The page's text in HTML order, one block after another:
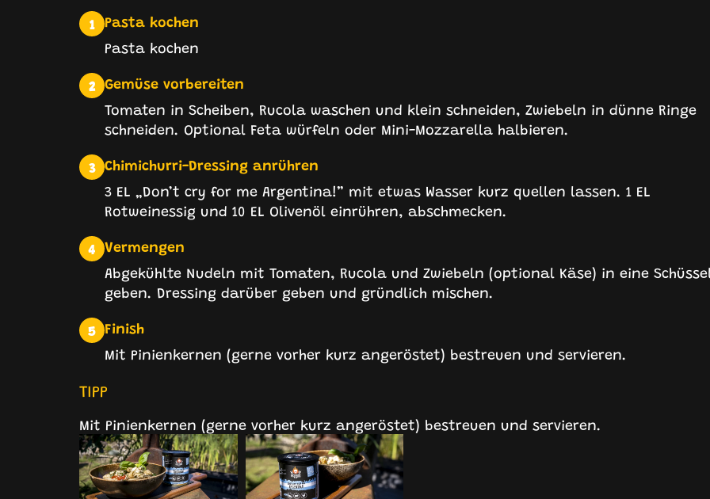
1 Pasta kochen
Pasta kochen
2 Gemüse vorbereiten
Tomaten in Scheiben, Rucola waschen und klein schneiden, Zwiebeln in dünne Ringe
schneiden. Optional Feta würfeln oder Mini-Mozzarella halbieren.
3 Chimichurri-Dressing anrühren
3 EL „Don’t cry for me Argentina!” mit etwas Wasser kurz quellen lassen. 1 EL
Rotweinessig und 10 EL Olivenöl einrühren, abschmecken.
4 Vermengen
Abgekühlte Nudeln mit Tomaten, Rucola und Zwiebeln (optional Käse) in eine
geben. Dressing darüber geben und gründlich mischen.
5 Finish
Mit Pinienkernen (gerne vorher kurz angeröstet) bestreuen und servieren.
TIPP
Mit Pinienkernen (gerne vorher kurz angeröstet) bestreuen und servieren.